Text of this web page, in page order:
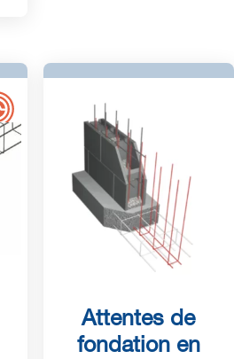
Attentes de
fondation en